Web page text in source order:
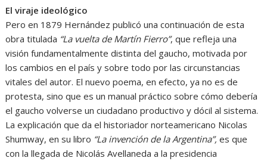
El viraje ideológico
Pero en 1879 Hernández publicó una continuación de esta
obra titulada “La vuelta de Martín Fierro”, que refleja una
visión fundamentalmente distinta del gaucho, motivada por
los cambios en el país y sobre todo por las circunstancias
vitales del autor. El nuevo poema, en efecto, ya no es de
protesta, sino que es un manual práctico sobre cómo debería
el gaucho volverse un ciudadano productivo y dócil al sistema.
La explicación que da el historiador norteamericano Nicolas
Shumway, en su libro “La invención de la Argentina”, es que
con la llegada de Nicolás Avellaneda a la presidencia